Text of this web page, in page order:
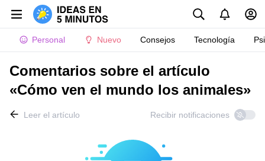
Personal Nuevo Consejos Tecnología
Comentarios sobre el artículo
«Cómo ven el mundo los animales»
Leer el artículo Recibir notificaciones